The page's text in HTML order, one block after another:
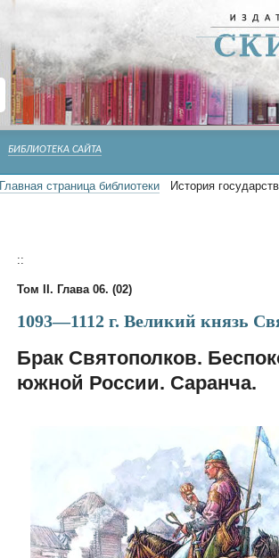
БИБЛИОТЕКА САЙТА
Главная страница библиотеки История
::
Том II. Глава 06. (02)
1093—1112 г. Великий князь
Брак Святополков.
южной России. Саранча.